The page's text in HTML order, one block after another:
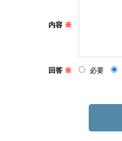
内容
回答 必要